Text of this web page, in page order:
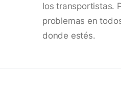
los transportistas.
problemas en
donde estés.